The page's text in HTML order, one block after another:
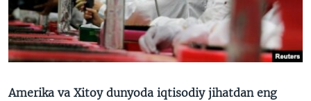
VIDEO
XABARLAR SURATLARDA
ODNOKLASSNIKI
TELEGRAM
TWITTER
SOUNDCLOUD
VOA
Amerika va Xitoy dunyoda iqtisodiy jihatdan eng